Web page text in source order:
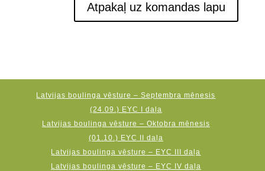
Atpakaļ uz komandas lapu
Latvijas boulinga vēsture – Septembra mēnesis
(24.09.) EYC I daļa
Latvijas boulinga vēsture – Oktobra mēnesis
(01.10.) EYC II daļa
Latvijas boulinga vēsture – EYC III daļa
Latvijas boulinga vēsture – EYC IV daļa